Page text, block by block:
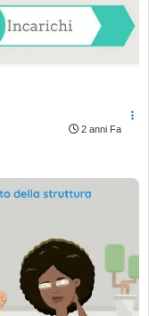
2 anni Fa